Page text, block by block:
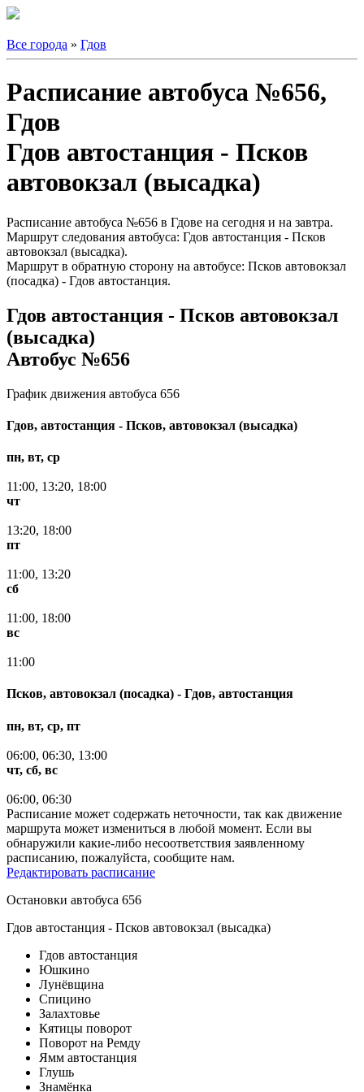
Все города » Гдов
Расписание автобуса №656,
Гдов
Гдов автостанция - Псков
автовокзал (высадка)
Расписание автобуса №656 в Гдове на сегодня и на завтра.
Маршрут следования автобуса: Гдов автостанция - Псков
автовокзал (высадка).
Маршрут в обратную сторону на автобусе: Псков автовокзал
(посадка) - Гдов автостанция.
Гдов автостанция - Псков автовокзал
(высадка)
Автобус №656
График движения автобуса 656
Гдов, автостанция - Псков, автовокзал (высадка)
пн, вт, ср
11:00, 13:20, 18:00
чт
13:20, 18:00
пт
11:00, 13:20
сб
11:00, 18:00
вс
11:00
Псков, автовокзал (посадка) - Гдов, автостанция
пн, вт, ср, пт
06:00, 06:30, 13:00
чт, сб, вс
06:00, 06:30
Расписание может содержать неточности, так как движение
маршрута может измениться в любой момент. Если вы
обнаружили какие-либо несоответствия заявленному
расписанию, пожалуйста, сообщите нам.
Редактировать расписание
Остановки автобуса 656
Гдов автостанция - Псков автовокзал (высадка)
Гдов автостанция
Юшкино
Лунёвщина
Спицино
Залахтовье
Кятицы поворот
Поворот на Ремду
Ямм автостанция
Глушь
Знамёнка